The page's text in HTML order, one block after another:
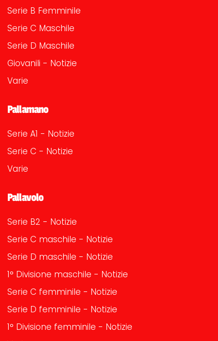
Serie B Femminile
Serie C Maschile
Serie D Maschile
Giovanili - Notizie
Varie
Pallamano
Serie A1 - Notizie
Serie C - Notizie
Varie
Pallavolo
Serie B2 - Notizie
Serie C maschile - Notizie
Serie D maschile - Notizie
1° Divisione maschile - Notizie
Serie C femminile - Notizie
Serie D femminile - Notizie
1° Divisione femminile - Notizie